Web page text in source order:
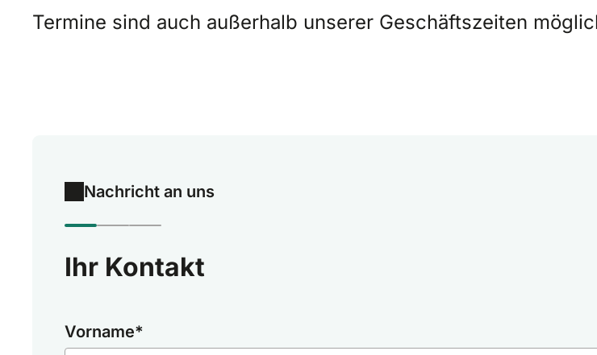
Termine sind auch außerhalb unserer Geschäftszeiten
Nachricht an uns
Ihr Kontakt
Vorname*